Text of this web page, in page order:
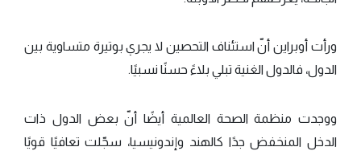
ورأت أوبراين أنّ استئناف التحصين لا يجري بوتيرة متساوية بين
الدول، فالدول الغنية تبلي بلاءً حسنًا نسبيًا.
ووجدت منظمة الصحة العالمية أيضًا أنّ بعض الدول ذات
الدخل المنخفض جدًا كالهند وإندونيسيا، سجّلت تعافيًا قويًا